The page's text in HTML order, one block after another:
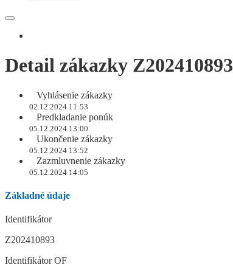
Detail zákazky Z202410893
Vyhlásenie zákazky
02.12.2024 11:53
Predkladanie ponúk
05.12.2024 13:00
Ukončenie zákazky
05.12.2024 13:52
Zazmluvnenie zákazky
05.12.2024 14:05
Základné údaje
Identifikátor
Z202410893
Identifikátor OF